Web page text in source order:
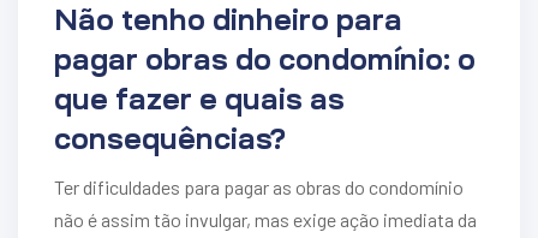
Não tenho dinheiro para
pagar obras do condomínio: o
que fazer e quais as
consequências?
Ter dificuldades para pagar as obras do condomínio
não é assim tão invulgar, mas exige ação imediata da